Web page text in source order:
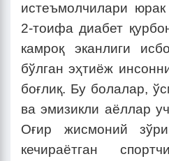
истеъмолчилари
2-тоифа диабет
камроқ эканлиги
бўлган эҳтиёж
боғлиқ. Бу болалар,
ва эмизикли аёллар
Оғир жисмоний
кечираётган